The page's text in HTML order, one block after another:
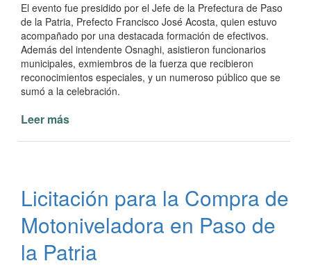
El evento fue presidido por el Jefe de la Prefectura de Paso
de la Patria, Prefecto Francisco José Acosta, quien estuvo
acompañado por una destacada formación de efectivos.
Además del intendente Osnaghi, asistieron funcionarios
municipales, exmiembros de la fuerza que recibieron
reconocimientos especiales, y un numeroso público que se
sumó a la celebración.
Leer más
Prefectura
Naval
Argentina
Licitación para la Compra de
Motoniveladora en Paso de
la Patria